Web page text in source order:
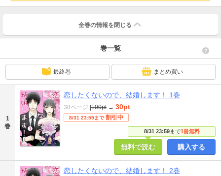
全巻の情報を 閉じる
巻一覧
最終巻 まとめ買い
1
巻
恋したくないので、結婚します！ 1巻
8/31 23:59まで1冊無料
38ページ 100pt → 30pt
8/31 23:59まで 割引中
無料で読む 購入する
恋したくないので、結婚します！ 2巻